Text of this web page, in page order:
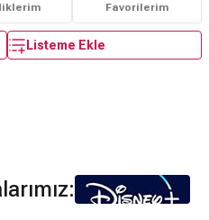
Favorilerim
Listeme Ekle